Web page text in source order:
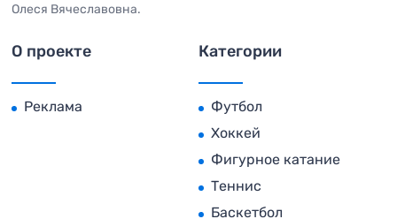
Олеся Вячеславовна.
О проекте
Реклама
Категории
Футбол
Хоккей
Фигурное катание
Теннис
Баскетбол